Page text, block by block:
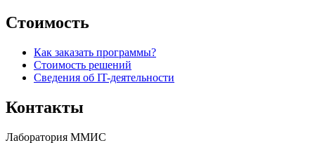
Стоимость
Как заказать программы?
Стоимость решений
Сведения об IT-деятельности
Контакты
Лаборатория ММИС